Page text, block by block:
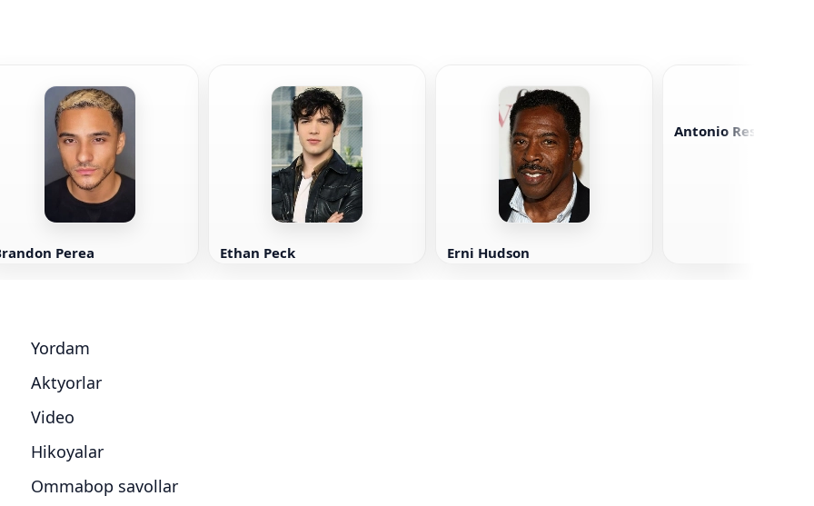
Perea Ethan Peck Erni Hudson
Antonio Resines
Yordam
Aktyorlar
Video
Hikoyalar
Ommabop savollar